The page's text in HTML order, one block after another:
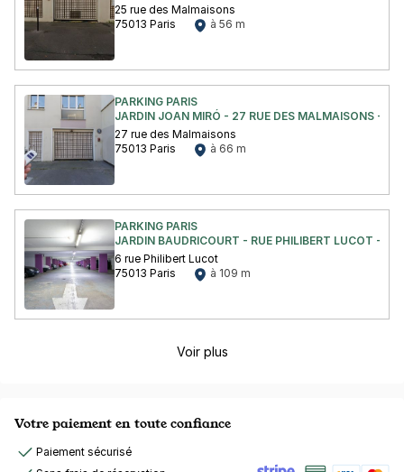
25 rue des Malmaisons
75013 Paris
à 56 m
PARKING PARIS
JARDIN JOAN MIRÓ - 27 RUE DES MALMAISONS -
27 rue des Malmaisons
75013 Paris
à 66 m
PARKING PARIS
JARDIN BAUDRICOURT - RUE PHILIBERT LUCOT -
6 rue Philibert Lucot
75013 Paris
à 109 m
Voir plus
Votre paiement en toute confiance
Paiement sécurisé